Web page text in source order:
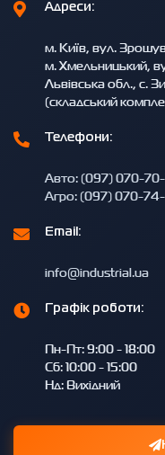
Адреси:
м. Київ, вул.
м. Хмельницький,
Львівська обл., с.
(складський
Телефони:
Авто: (097) 070-
Агро: (097) 070-
Email:
info@industrial.ua
Графік роботи:
Пн-Пт: 9:00 - 18:00
Сб: 10:00 - 15:00
Нд: Вихідний